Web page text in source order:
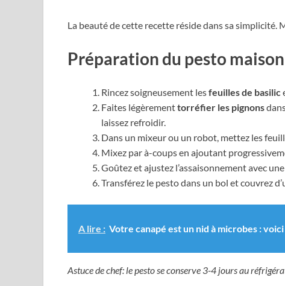
La beauté de cette recette réside dans sa simplicité.
Préparation du pesto maison
Rincez soigneusement lesfeuilles de basilic
Faites légèrementtorréfier les pignons
laissez refroidir.
Dans un mixeur ou un robot, mettez les
Mixez par à-coups en ajoutant
Goûtez et ajustez l’assaisonnement avec
Transférez le pesto dans un bol et couvrez
A lire : Votre canapé est un nid à microbes :
Astuce de chef: le pesto se conserve 3-4 jours au